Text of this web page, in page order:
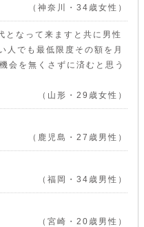
（神奈川・34歳女性）
なって来ますと共に男性
人でも最低限度その額を月
会を無くさずに済むと思う
（山形・29歳女性）
（鹿児島・27歳男性）
（福岡・34歳男性）
（宮崎・20歳男性）